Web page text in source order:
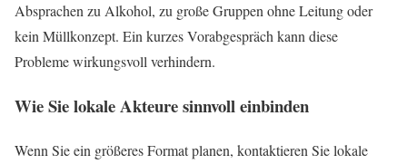
Absprachen zu Alkohol, zu große Gruppen ohne Leitung oder
kein Müllkonzept. Ein kurzes Vorabgespräch kann diese
Probleme wirkungsvoll verhindern.
Wie Sie lokale Akteure sinnvoll einbinden
Wenn Sie ein größeres Format planen, kontaktieren Sie lokale